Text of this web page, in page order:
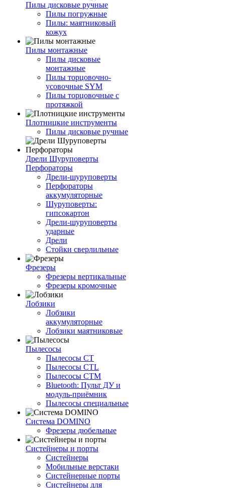
Пилы дисковые ручные
Пилы погружные
Пилы: маятниковый
кожух
Пилы монтажные
Пилы дисковые
монтажные
Пилы торцовочно-
усовочные SYM
Пилы торцовочные с
протяжкой
Плотницкие инструменты
Пилы дисковые ручные
Дрели Шуруповерты
Перфораторы
Дрели-шуруповерты
Перфораторы
аккумуляторные
Шуруповерты:
гипсокартон
Дрели-шуруповерты
ударные
Дрели
Стойки сверлильные
Фрезеры
Фрезеры вертикальные
Фрезеры кромочные
Лобзики
Лобзики
аккумуляторные
Лобзики маятниковые
Пылесосы
Пылесосы CT
Пылесосы CTL
Пылесосы CTM
Bluetooth: Пульт ДУ и
модуль-приёмник
Пылесосы специальные
Система DOMINO
Фрезеры дюбельные
Систейнеры и порты
Систейнеры
Мобильные верстаки
Систейнерные порты
Систейнеры для